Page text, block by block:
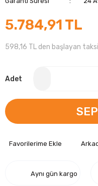
5.784,91 TL
598,16 TL den başlayan
Adet
Aynı gün kargo